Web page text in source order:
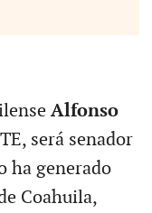
Alfonso
será senador
ha generado
Coahuila,